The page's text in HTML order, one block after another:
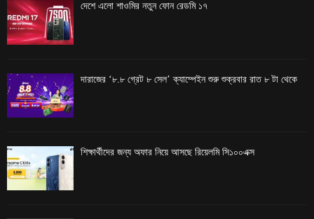
দেশে এলো শাওমির নতুন ফোন রেডমি ১৭
দারাজের ‘৮.৮ গ্রেট ৮ সেল’ ক্যাম্পেইন শুরু শুক্রবার রাত ৮ টা থেকে
শিক্ষার্থীদের জন্য অফার নিয়ে আসছে রিয়েলমি সি১০০এক্স